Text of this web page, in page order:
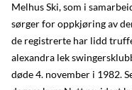
Melhus Ski, som i
sørger for oppkjøring av
de registrerte har lidd
alexandra lek
døde 4. november i 1982.